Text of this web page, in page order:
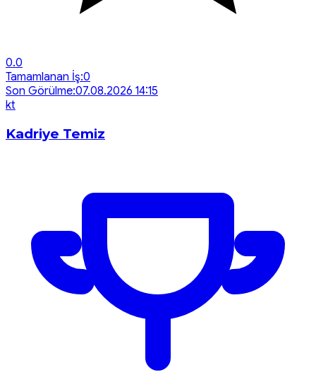
0.0
Tamamlanan İş:0
Son Görülme:07.08.2026 14:15
kt
Kadriye Temiz